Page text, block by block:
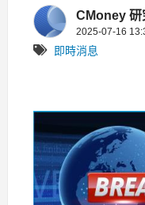
CMoney 研
2025-07-16
即時消息